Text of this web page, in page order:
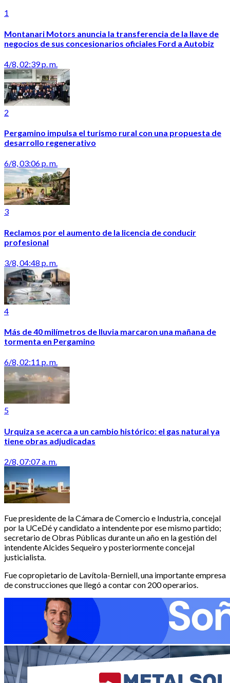
1
Montanari Motors anuncia la transferencia de la llave de
negocios de sus concesionarios oficiales Ford a Autobiz
4/8, 02:39 p. m.
2
Pergamino impulsa el turismo rural con una propuesta de
desarrollo regenerativo
6/8, 03:06 p. m.
3
Reclamos por el aumento de la licencia de conducir
profesional
3/8, 04:48 p. m.
4
Más de 40 milímetros de lluvia marcaron una mañana de
tormenta en Pergamino
6/8, 02:11 p. m.
5
Urquiza se acerca a un cambio histórico: el gas natural ya
tiene obras adjudicadas
2/8, 07:07 a. m.
Fue presidente de la Cámara de Comercio e Industria, concejal
por la UCeDé y candidato a intendente por ese mismo partido;
secretario de Obras Públicas durante un año en la gestión del
intendente Alcides Sequeiro y posteriormente concejal
justicialista.
Fue copropietario de Lavítola-Berniell, una importante empresa
de construcciones que llegó a contar con 200 operarios.